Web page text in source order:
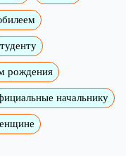
рождения
начальнику